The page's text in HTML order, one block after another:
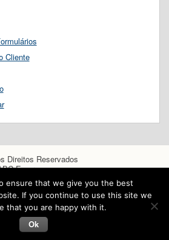
Cliente
Direitos Reservados
Empregos
ensure that we give you the best
If you continue to use this site we
that you are happy with it.
Ok